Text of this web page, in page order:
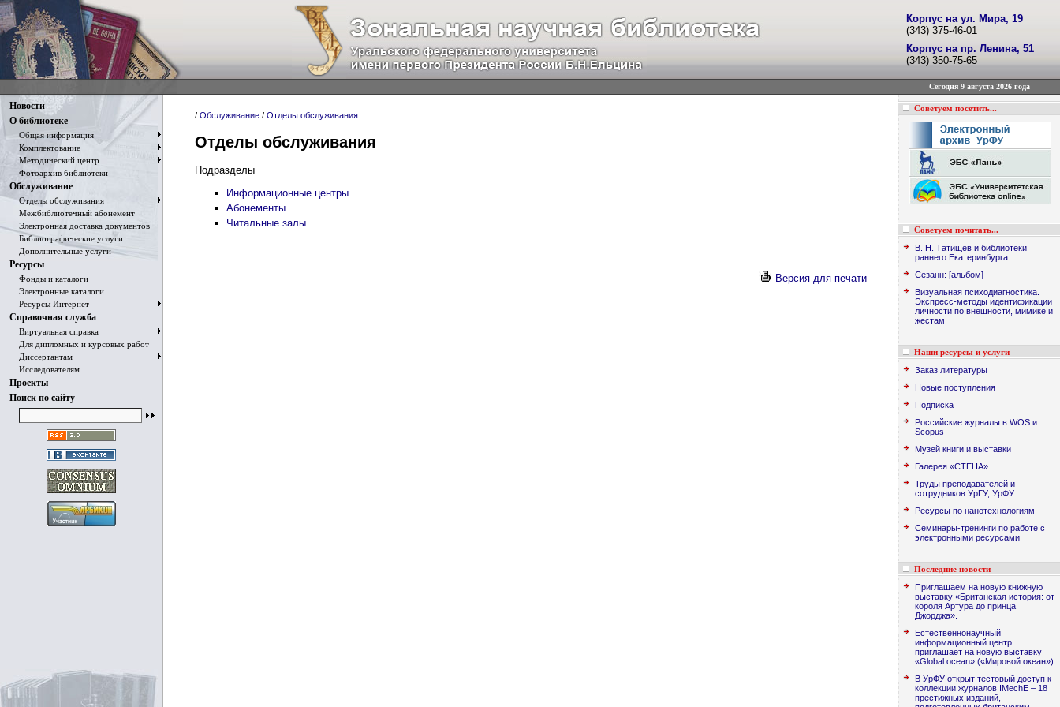
Корпус на ул. Мира, 19
(343) 375-46-01
Корпус на пр. Ленина, 51
(343) 350-75-65
Сегодня 9 августа 2026 года
Новости
О библиотеке
Общая информация
Комплектование
Методический центр
Фотоархив библиотеки
Обслуживание
Отделы обслуживания
Межбиблиотечный абонемент
Электронная доставка документов
Библиографические услуги
Дополнительные услуги
Ресурсы
Фонды и каталоги
Электронные каталоги
Ресурсы Интернет
Справочная служба
Виртуальная справка
Для дипломных и курсовых работ
Диссертантам
Исследователям
Проекты
Поиск по сайту
/ Обслуживание / Отделы обслуживания
Отделы обслуживания
Подразделы
Информационные центры
Абонементы
Читальные залы
Версия для печати
Советуем посетить...
Советуем почитать...
В. Н. Татищев и библиотеки
раннего Екатеринбурга
Сезанн: [альбом]
Визуальная психодиагностика.
Экспресс-методы идентификации
личности по внешности, мимике и
жестам
Наши ресурсы и услуги
Заказ литературы
Новые поступления
Подписка
Российские журналы в WOS и
Scopus
Музей книги и выставки
Галерея «СТЕНА»
Труды преподавателей и
сотрудников УрГУ, УрФУ
Ресурсы по нанотехнологиям
Семинары-тренинги по работе с
электронными ресурсами
Последние новости
Приглашаем на новую книжную
выставку «Британская история: от
короля Артура до принца
Джорджа».
Естественнонаучный
информационный центр
приглашает на новую выставку
«Global ocean» («Мировой океан»).
В УрФУ открыт тестовый доступ к
коллекции журналов IMechE – 18
престижных изданий,